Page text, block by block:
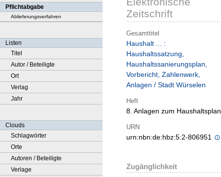
Pflichtabgabe
Ablieferungsverfahren
Listen
Titel
Autor / Beteiligte
Ort
Verlag
Jahr
Clouds
Schlagwörter
Orte
Autoren / Beteiligte
Verlage
Zeitschrift
Gesamttitel
Haushalt ... :
Haushaltssatzung,
Haushaltssanierungsplan,
Vorbericht, Zahlenwerk,
Anlagen / Stadt Würselen
Heft
8. Anlagen zum Haushaltsplan
URN
urn:nbn:de:hbz:5:2-806951
Zugänglichkeit